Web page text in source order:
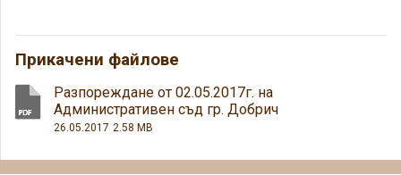
Прикачени файлове
Разпореждане от 02.05.2017г. на
Административен съд гр. Добрич
26.05.2017 2.58 MB